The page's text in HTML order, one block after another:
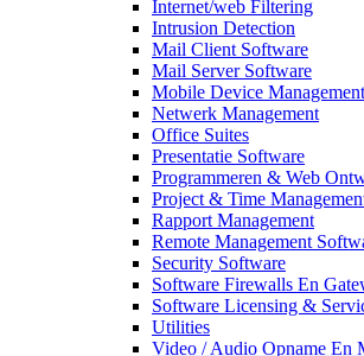
Internet/web Filtering
Intrusion Detection
Mail Client Software
Mail Server Software
Mobile Device Management
Netwerk Management
Office Suites
Presentatie Software
Programmeren & Web
Project & Time
Rapport Management
Remote Management
Security Software
Software Firewalls En
Software Licensing &
Utilities
Video / Audio Opname En